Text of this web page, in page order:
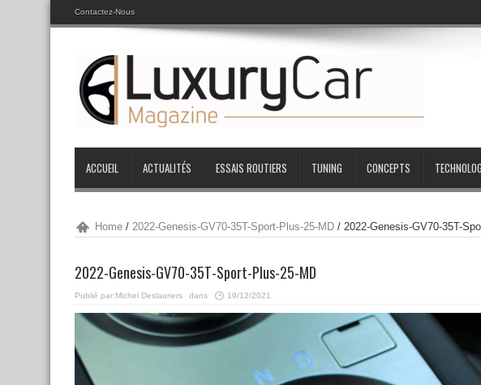
Contactez-Nous
ACCUEIL ACTUALITÉS ESSAIS ROUTIERS TUNING CONCEPTS
Home / 2022-Genesis-GV70-35T-Sport-Plus-25-MD / 2022-Genesis-GV70-35T-
2022-Genesis-GV70-35T-Sport-Plus-25-MD
Publié par:Michel Deslauriers dans 19/12/2021